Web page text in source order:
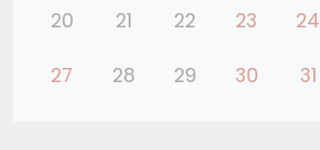
20 21 22 23 24
27 28 29 30 31